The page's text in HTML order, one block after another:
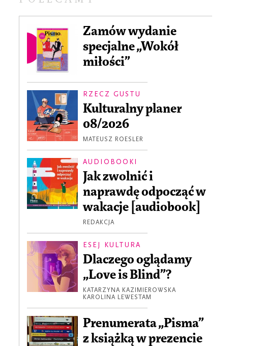
Zamów wydanie
specjalne „Wokół
miłości”
RZECZ GUSTU
Kulturalny planer
08/2026
MATEUSZ ROESLER
AUDIOBOOKI
Jak zwolnić i
naprawdę odpocząć w
wakacje [audiobook]
REDAKCJA
ESEJ KULTURA
Dlaczego oglądamy
„Love is Blind”?
KATARZYNA KAZIMIEROWSKA
KAROLINA LEWESTAM
Prenumerata „Pisma”
z książką w prezencie